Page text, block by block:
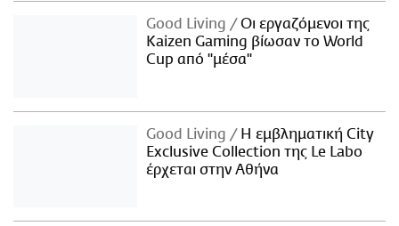
Good Living
Οι εργαζόμενοι της
Kaizen Gaming βίωσαν το World
Cup από "μέσα"
Good Living
Η εμβληματική City
Exclusive Collection της Le Labo
έρχεται στην Αθήνα